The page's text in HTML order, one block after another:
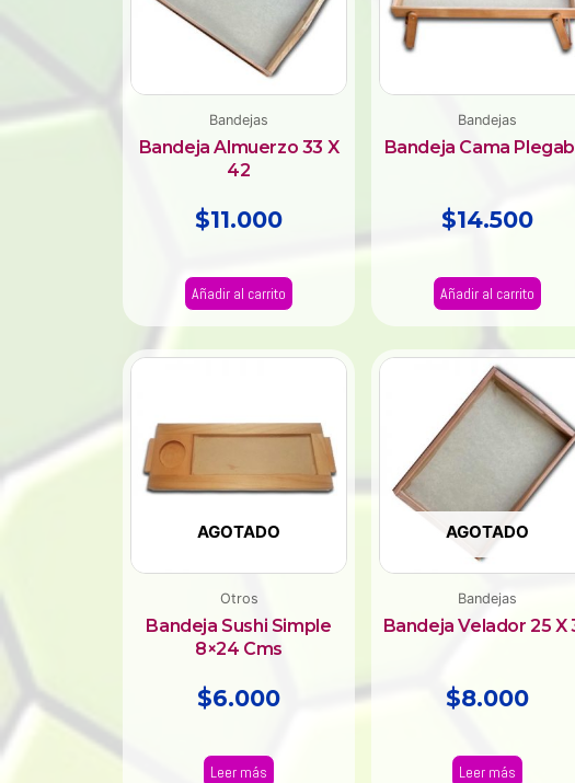
Bandejas
Bandeja Almuerzo 33 X
42
$11.000
Añadir al carrito
Bandejas
Bandeja Cama
$14.500
Añadir al carrito
AGOTADO
Otros
Bandeja Sushi Simple
8×24 Cms
$6.000
Leer más
AGOTADO
Bandejas
Bandeja Velador 25 X
$8.000
Leer más